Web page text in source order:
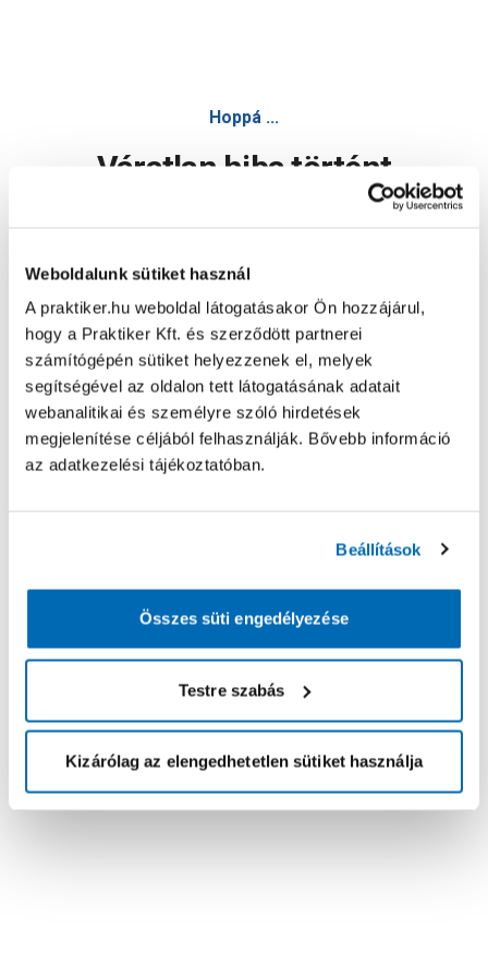
Weboldalunk sütiket használ
A praktiker.hu weboldal látogatásakor Ön hozzájárul,
hogy a Praktiker Kft. és szerződött partnerei
számítógépén sütiket helyezzenek el, melyek
segítségével az oldalon tett látogatásának adatait
webanalitikai és személyre szóló hirdetések
megjelenítése céljából felhasználják. Bővebb információ
az adatkezelési tájékoztatóban.
Beállítások
Összes süti engedélyezése
Testre szabás
Kizárólag az elengedhetetlen sütiket használja
Hoppá ...
Váratlan hiba történt
Oldal újratöltése